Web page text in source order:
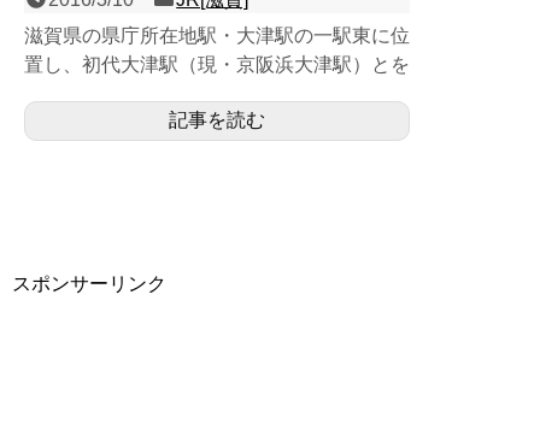
滋賀県の県庁所在地駅・大津駅の一駅東に位
置し、初代大津駅（現・京阪浜大津駅）とを
最初に開業した、琵琶...
記事を読む
スポンサーリンク